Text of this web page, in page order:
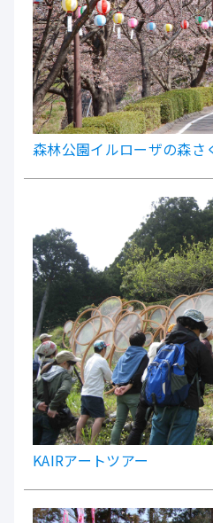
森林公園イルローザの森さ
KAIRアートツアー